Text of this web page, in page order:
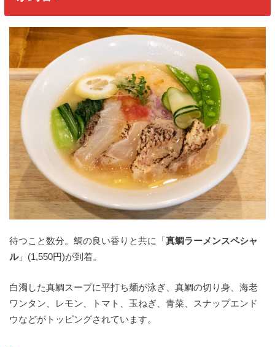
待つこと数分。鯛の良い香りと共に「 真鯛ラーメンスペシャ
ル」(1,550円)が到着。
白濁した真鯛スープに平打ち麺が泳ぎ、真鯛の切り身、海老
ワンタン、レモン、トマト、玉ねぎ、青菜、スナップエンド
ウなどがトッピングされています。